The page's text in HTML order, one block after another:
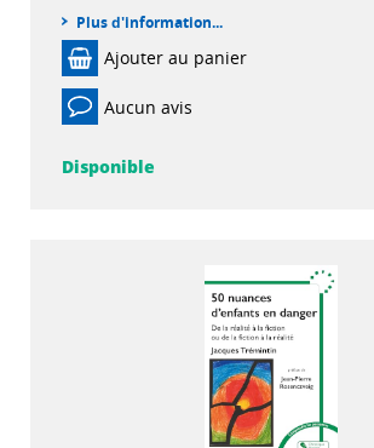
Plus d'information...
Ajouter au panier
Aucun avis
Disponible